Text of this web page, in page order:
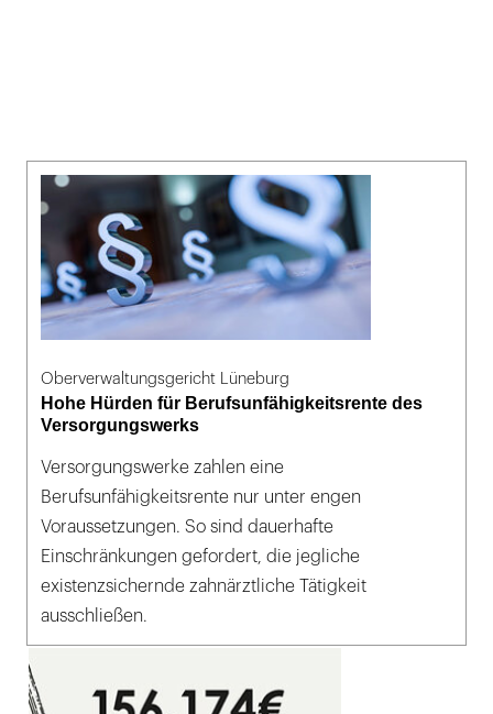
Oberverwaltungsgericht Lüneburg
Hohe Hürden für Berufsunfähigkeitsrente des
Versorgungswerks
Versorgungswerke zahlen eine
Berufsunfähigkeitsrente nur unter engen
Voraussetzungen. So sind dauerhafte
Einschränkungen gefordert, die jegliche
existenzsichernde zahnärztliche Tätigkeit
ausschließen.